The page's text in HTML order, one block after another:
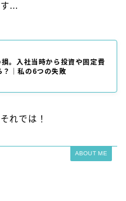
す…
。入社当時から投資や固定費
？｜私の6つの失敗
れでは！
ABOUT ME